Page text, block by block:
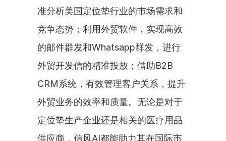
准分析美国定位垫行业的市场需求和
竞争态势；利用外贸软件，实现高效
的邮件群发和Whatsapp群发，进行
外贸开发信的精准投放；借助B2B
CRM系统，有效管理客户关系，提升
外贸业务的效率和质量。无论是对于
定位垫生产企业还是相关的医疗用品
供应商，信风AI都能助力其在国际市